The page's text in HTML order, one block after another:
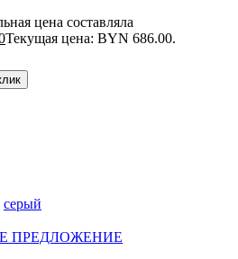
цена составляла
Текущая цена: BYN 686.00.
серый
ПРЕДЛОЖЕНИЕ